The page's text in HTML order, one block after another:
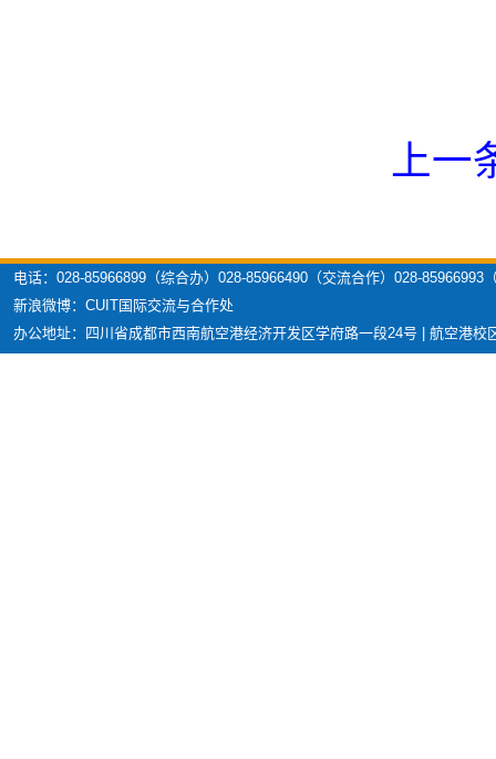
上一
电话：028-85966899（综合办）028-85966490（交流合作）028-85966993
新浪微博：CUIT国际交流与合作处
办公地址：四川省成都市西南航空港经济开发区学府路一段24号 | 航空港校